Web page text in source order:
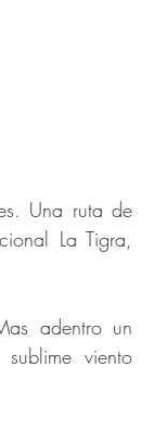
Una ruta de
La Tigra,
adentro un
viento